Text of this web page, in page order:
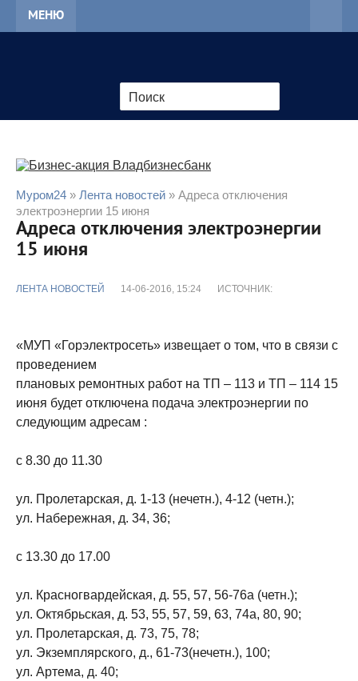
МЕНЮ
Муром24 » Лента новостей » Адреса отключения
электроэнергии 15 июня
Адреса отключения электроэнергии
15 июня
ЛЕНТА НОВОСТЕЙ 14-06-2016, 15:24 ИСТОЧНИК:
«МУП «Горэлектросеть» извещает о том, что в связи с
проведением
плановых ремонтных работ на ТП – 113 и ТП – 114 15
июня будет отключена подача электроэнергии по
следующим адресам :
с 8.30 до 11.30
ул. Пролетарская, д. 1-13 (нечетн.), 4-12 (четн.);
ул. Набережная, д. 34, 36;
с 13.30 до 17.00
ул. Красногвардейская, д. 55, 57, 56-76а (четн.);
ул. Октябрьская, д. 53, 55, 57, 59, 63, 74а, 80, 90;
ул. Пролетарская, д. 73, 75, 78;
ул. Экземплярского, д., 61-73(нечетн.), 100;
ул. Артема, д. 40;